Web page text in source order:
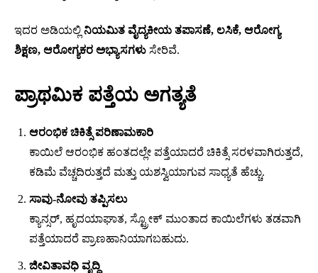
ಇದರ ಅಡಿಯಲ್ಲಿ ನಿಯಮಿತ ವೈದ್ಯಕೀಯ ತಪಾಸಣೆ, ಲಸಿಕೆ, ಆರೋಗ್ಯ
ಶಿಕ್ಷಣ, ಆರೋಗ್ಯಕರ ಅಭ್ಯಾಸಗಳು ಸೇರಿವೆ.
ಪ್ರಾಥಮಿಕ ಪತ್ತೆಯ ಅಗತ್ಯತೆ
ಆರಂಭಿಕ ಚಿಕಿತ್ಸೆ ಪರಿಣಾಮಕಾರಿ
ಕಾಯಿಲೆ ಆರಂಭಿಕ ಹಂತದಲ್ಲೇ ಪತ್ತೆಯಾದರೆ ಚಿಕಿತ್ಸೆ ಸರಳವಾಗಿರುತ್ತದೆ,
ಕಡಿಮೆ ವೆಚ್ಚದಿರುತ್ತದೆ ಮತ್ತು ಯಶಸ್ವಿಯಾಗುವ ಸಾಧ್ಯತೆ ಹೆಚ್ಚು.
ಸಾವು-ನೋವು ತಪ್ಪಿಸಲು
ಕ್ಯಾನ್ಸರ್, ಹೃದಯಾಘಾತ, ಸ್ಟ್ರೋಕ್ ಮುಂತಾದ ಕಾಯಿಲೆಗಳು ತಡವಾಗಿ
ಪತ್ತೆಯಾದರೆ ಪ್ರಾಣಹಾನಿಯಾಗಬಹುದು.
ಜೀವಿತಾವಧಿ ವೃದ್ಧಿ